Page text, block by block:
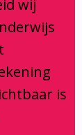
wij
is